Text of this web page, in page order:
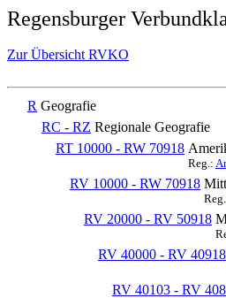
Regensburger
Zur Übersicht RVKO
R Geografie
RC - RZ Regionale Geografie
RT 10000 - RW 70918
Reg.:
RV 10000 - RW 70918
RV 20000 - RV 50918
RV 40000 - RV 40918
RV 40103 - RV